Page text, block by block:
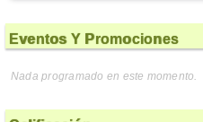
Eventos Y Promociones
Nada programado en este momento.